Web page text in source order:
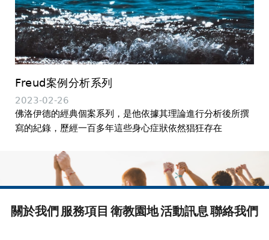
Freud案例分析系列
2023-02-26
佛洛伊德的經典個案系列，是他依據其理論進行分析後所撰
寫的紀錄，歷經一百多年這些身心症狀依然猖狂存在
關於我們 服務項目 衛教園地活動訊息聯絡我們